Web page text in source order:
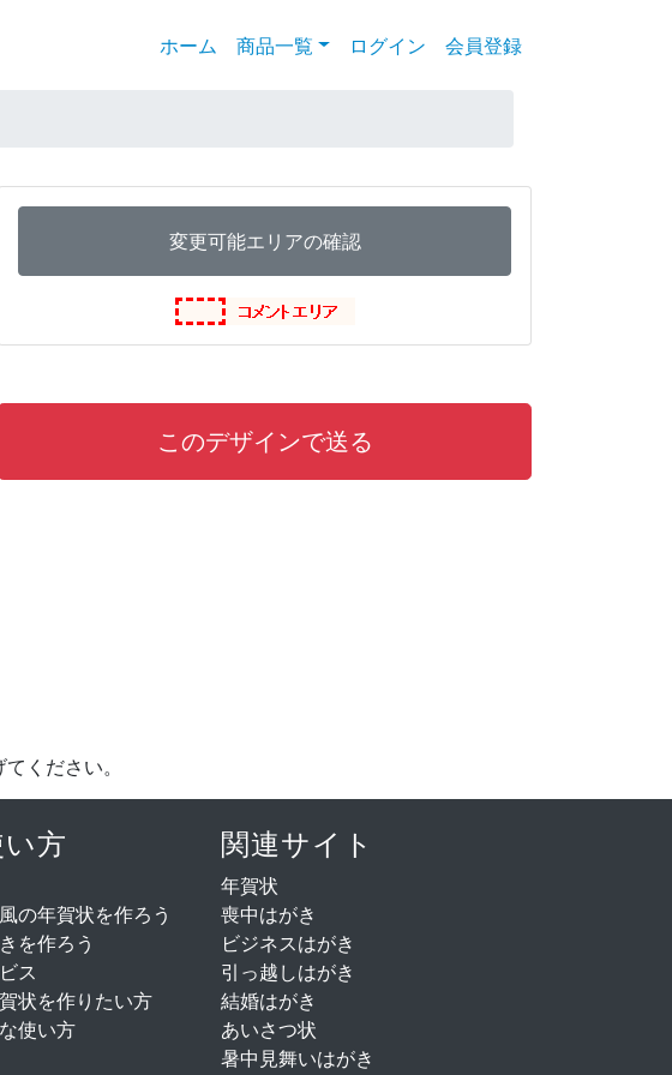
ホーム (current)
商品一覧 ログイン 会員登録
ください。
方
の年賀状を作ろう
を作ろう
ス
状を作りたい方
使い方
関連サイト
年賀状
喪中はがき
ビジネスはがき
引っ越しはがき
結婚はがき
あいさつ状
暑中見舞いはがき